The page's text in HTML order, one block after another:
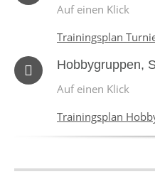
Auf einen Klick
Trainingsplan
Hobbygruppen,
Auf einen Klick
Trainingsplan